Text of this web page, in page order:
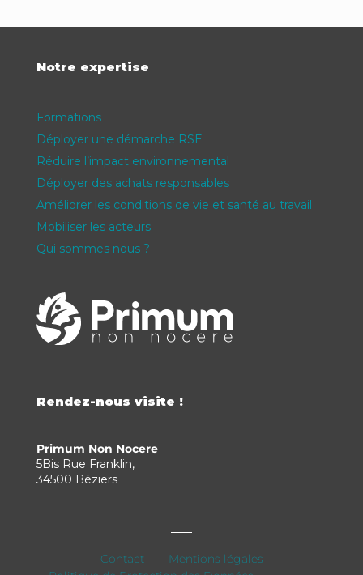
Notre expertise
Formations
Déployer une démarche RSE
Réduire l’impact environnemental
Déployer des achats responsables
Améliorer les conditions de vie et santé au travail
Mobiliser les acteurs
Qui sommes nous ?
Rendez-nous visite !
Primum Non Nocere
5Bis Rue Franklin,
34500 Béziers
Contact
Mentions légales